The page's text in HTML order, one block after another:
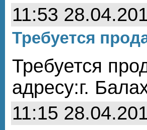
11:53
Требуется
Требуется
адресу:г.
11:15